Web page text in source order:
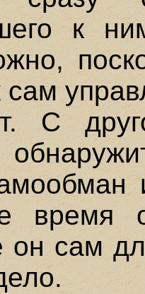
к
сам
С
время
он сам